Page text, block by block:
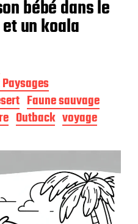
bébé dans le
un koala
Faune sauvage
Outback voyage